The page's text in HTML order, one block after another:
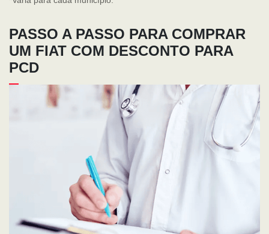
PASSO A PASSO PARA COMPRAR
UM FIAT COM DESCONTO PARA
PCD